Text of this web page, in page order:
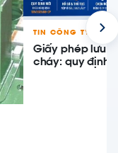
TIN CÔNG TY
Giấy phép lưu
cháy: quy định